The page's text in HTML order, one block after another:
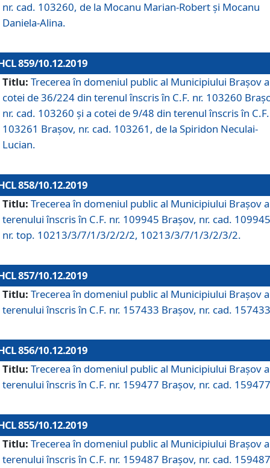
nr. cad. 103260, de la Mocanu Marian-Robert și Mocanu
Daniela-Alina.
859/10.12.2019
Titlu: Trecerea în domeniul public al Municipiului Braşov a
cotei de 36/224 din terenul înscris în C.F. nr. 103260
nr. cad. 103260 și a cotei de 9/48 din terenul înscris în
103261 Brașov, nr. cad. 103261, de la Spiridon Neculai-
Lucian.
858/10.12.2019
Titlu: Trecerea în domeniul public al Municipiului Braşov a
terenului înscris în C.F. nr. 109945 Brașov, nr. cad.
nr. top. 10213/3/7/1/3/2/2/2, 10213/3/7/1/3/2/3/2.
857/10.12.2019
Titlu: Trecerea în domeniul public al Municipiului Braşov a
terenului înscris în C.F. nr. 157433 Brașov, nr. cad.
856/10.12.2019
Titlu: Trecerea în domeniul public al Municipiului Braşov a
terenului înscris în C.F. nr. 159477 Brașov, nr. cad.
855/10.12.2019
Titlu: Trecerea în domeniul public al Municipiului Braşov a
terenului înscris în C.F. nr. 159487 Brașov, nr. cad.